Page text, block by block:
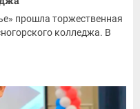
прошла торжественная
колледжа. В